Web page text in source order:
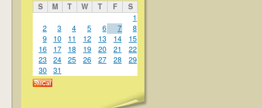
S M T W T F
S
1
2
3 4 5 6 7
8
9
10 11 12 13 14
15
16
17 18 19 20 21
22
23
24 25 26 27 28
29
30
31